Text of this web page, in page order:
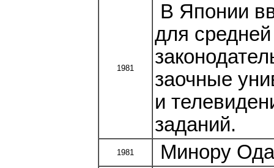
1981
В Японии
для
заочные
и
заданий.
1981 Минору